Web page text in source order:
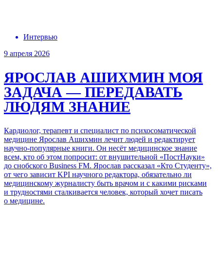
Интервью
9 апреля 2026
ЯРОСЛАВ АШИХМИН МОЯ
ЗАДАЧА — ПЕРЕДАВАТЬ
ЛЮДЯМ ЗНАНИЕ
Кардиолог, терапевт и специалист по психосоматической
медицине Ярослав Ашихмин лечит людей и редактирует
научно-популярные книги. Он несёт медицинское знание
всем, кто об этом попросит: от внушительной «ПостНауки»
до снобского Business FM. Ярослав рассказал «Кто Студенту»,
от чего зависит KPI научного редактора, обязательно ли
медицинскому журналисту быть врачом и с какими рисками
и трудностями сталкивается человек, который хочет писать
о медицине.